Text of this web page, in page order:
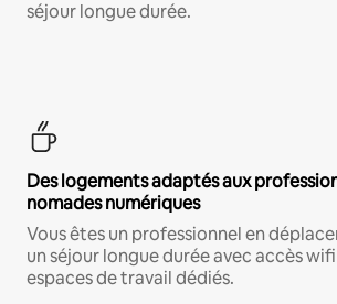
séjour longue durée.
Des logements adaptés aux
nomades numériques
Vous êtes un professionnel en
un séjour longue durée avec accès
espaces de travail dédiés.